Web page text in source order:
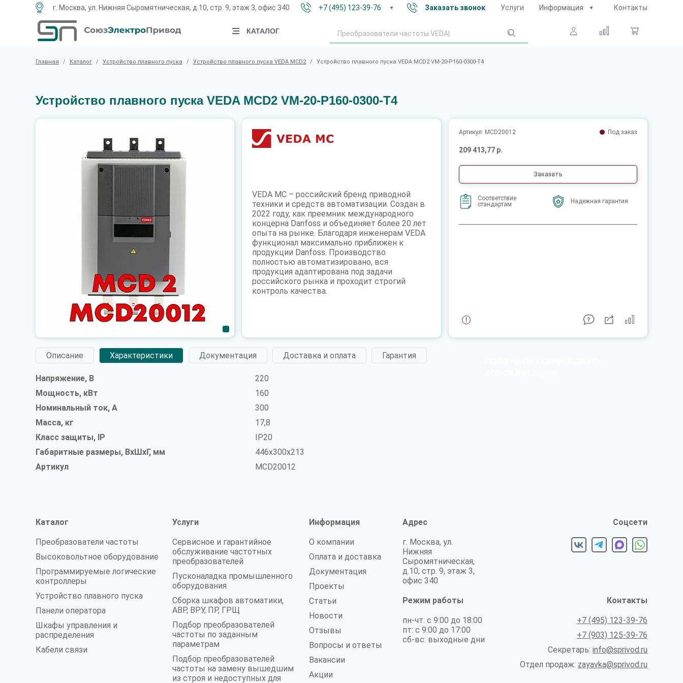
г. Москва, ул. Нижняя Сыромятническая, д.10, стр. 9, этаж 3, офис 340 +7 (495) 123-39-76 Заказать звонок Услуги Информация Контакты
КАТАЛОГ
Главная / Каталог / Устройство плавного пуска / Устройство плавного пуска VEDA MCD2 / Устройство плавного пуска VEDA MCD2 VM-20-P160-0300-T4
Устройство плавного пуска VEDA MCD2 VM-20-P160-0300-T4
VEDA MC – российский бренд приводной
техники и средств автоматизации. Создан в
2022 году, как преемник международного
концерна Danfoss и объединяет более 20 лет
опыта на рынке. Благодаря инженерам VEDA
функционал максимально приближен к
продукции Danfoss. Производство
полностью автоматизировано, вся
продукция адаптирована под задачи
российского рынка и проходит строгий
контроль качества.
Артикул: MCD20012 Под заказ
209 413,77 р.
Заказать
Соответствие
стандартам
Надежная гарантия
Описание Характеристики Документация Доставка и оплата Гарантия
Напряжение, В
220
Мощность, кВт
160
Номинальный ток, А
300
Масса, кг
17,8
Класс защиты, IP
IP20
Габаритные размеры, ВxШxГ, мм
446x300x213
Артикул
MCD20012
Каталог
Преобразователи частоты
Высоковольтное оборудование
Программируемые логические
контроллеры
Устройство плавного пуска
Панели оператора
Шкафы управления и
распределения
Кабели связи
Услуги
Сервисное и гарантийное
обслуживание частотных
преобразователей
Пусконаладка промышленного
оборудования
Сборка шкафов автоматики,
АВР, ВРУ, ПР, ГРЩ
Подбор преобразователей
частоты по заданным
параметрам
Подбор преобразователей
частоты на замену вышедшим
из строя и недоступных для
Информация
О компании
Оплата и доставка
Документация
Проекты
Статьи
Новости
Отзывы
Вопросы и ответы
Вакансии
Акции
Соцсети
Адрес
г. Москва, ул.
Нижняя
Сыромятническая,
д.10, стр. 9, этаж 3,
офис 340
Контакты
+7 (495) 123-39-76
+7 (903) 125-39-76
Секретарь: info@sprivod.ru
Отдел продаж: zayavka@sprivod.ru
Режим работы
пн-чт: с 9:00 до 18:00
пт: с 9:00 до 17:00
сб-вс: выходные дни